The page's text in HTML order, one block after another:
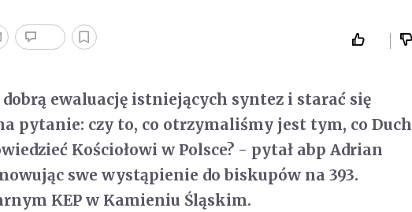
ewaluację istniejących syntez i starać się
pytanie: czy to, co otrzymaliśmy jest tym, co Duch
Kościołowi w Polsce? - pytał abp Adrian
swe wystąpienie do biskupów na 393.
KEP w Kamieniu Śląskim.